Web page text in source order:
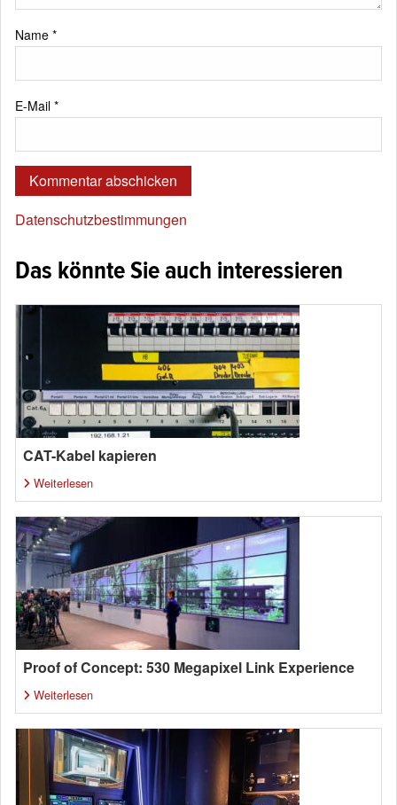
Name *
E-Mail *
Datenschutzbestimmungen
Das könnte Sie auch interessieren
CAT-Kabel kapieren
Weiterlesen
Proof of Concept: 530 Megapixel Link Experience
Weiterlesen